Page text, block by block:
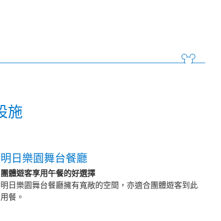
施
明日樂園舞台餐廳
團體遊客享用午餐的好選擇
明日樂園舞台餐廳擁有寬敞的空間，亦適合團體遊客到此
用餐。